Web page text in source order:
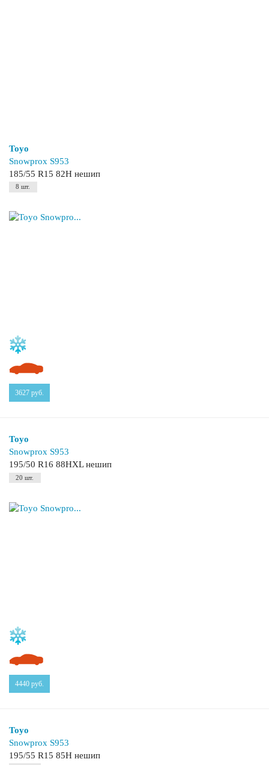
Toyo
Snowprox S953
185/55 R15 82H нешип
8 шт.
3627 руб.
Toyo
Snowprox S953
195/50 R16 88HXL нешип
20 шт.
4440 руб.
Toyo
Snowprox S953
195/55 R15 85H нешип